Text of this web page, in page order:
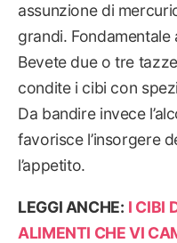
assunzione di
grandi.
Bevete due o tre
condite i cibi con
Da bandire invece
favorisce l’insorgere
l’appetito.
LEGGI ANCHE: I CIBI
ALIMENTI CHE VI